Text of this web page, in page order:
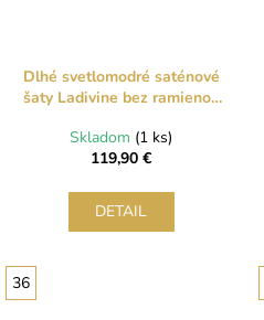
Dlhé svetlomodré saténové
šaty Ladivine bez ramienok
Skladom (1 ks)
119,90 €
DETAIL
36